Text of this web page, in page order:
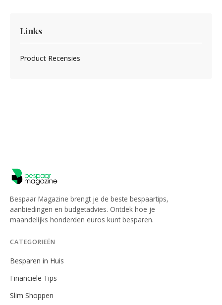
Links
Product Recensies
Bespaar Magazine brengt je de beste bespaartips,
aanbiedingen en budgetadvies. Ontdek hoe je
maandelijks honderden euros kunt besparen.
CATEGORIEËN
Besparen in Huis
Financiele Tips
Slim Shoppen